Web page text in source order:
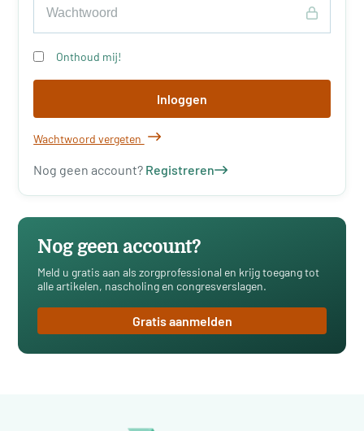
Onthoud mij!
Inloggen
Wachtwoord vergeten
Nog geen account? Registreren
Nog geen account?
Meld u gratis aan als zorgprofessional en krijg toegang tot
alle artikelen, nascholing en congresverslagen.
Gratis aanmelden